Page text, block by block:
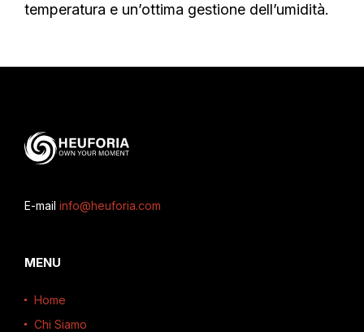
temperatura e un’ottima gestione dell’umidità.
E-mail info@heuforia.com
MENU
Home
Chi Siamo